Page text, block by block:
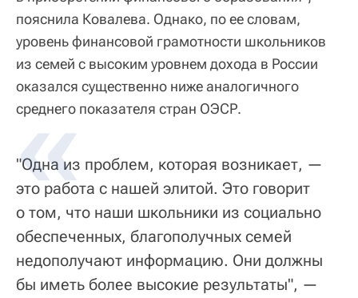
пояснила Ковалева. Однако, по ее словам,
уровень финансовой грамотности школьников
из семей с высоким уровнем дохода в России
оказался существенно ниже аналогичного
среднего показателя стран ОЭСР.
"Одна из проблем, которая возникает, —
это работа с нашей элитой. Это говорит
о том, что наши школьники из социально
обеспеченных, благополучных семей
недополучают информацию. Они должны
бы иметь более высокие результаты", —